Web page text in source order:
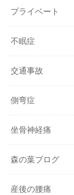
プライベート
不眠症
交通事故
側弯症
坐骨神経痛
森の葉ブログ
産後の腰痛